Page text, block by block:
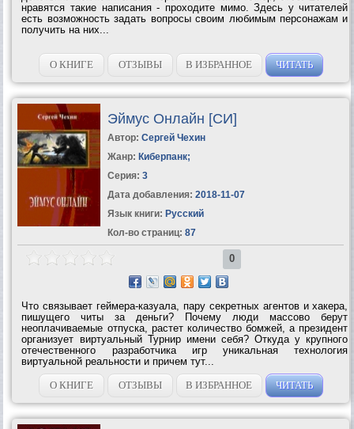
нравятся такие написания - проходите мимо. Здесь у читателей
есть возможность задать вопросы своим любимым персонажам и
получить на них...
О КНИГЕ ОТЗЫВЫ В ИЗБРАННОЕ ЧИТАТЬ
Эймус Онлайн [СИ]
Автор: Сергей Чехин
Жанр: Киберпанк;
Серия: 3
Дата добавления: 2018-11-07
Язык книги: Русский
Кол-во страниц: 87
0
Что связывает геймера-казуала, пару секретных агентов и хакера,
пишущего читы за деньги? Почему люди массово берут
неоплачиваемые отпуска, растет количество бомжей, а президент
организует виртуальный Турнир имени себя? Откуда у крупного
отечественного разработчика игр уникальная технология
виртуальной реальности и причем тут...
О КНИГЕ
ОТЗЫВЫ В ИЗБРАННОЕ ЧИТАТЬ